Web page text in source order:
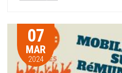
07
MAR
2024